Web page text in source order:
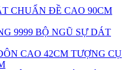
CHUẨN ĐỀ CAO 90CM
BỘ NGŨ SỰ DÁT
TƯỢNG CỤ